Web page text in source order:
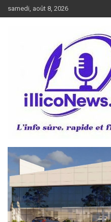
au
samedi, août 8, 2026
illiconews